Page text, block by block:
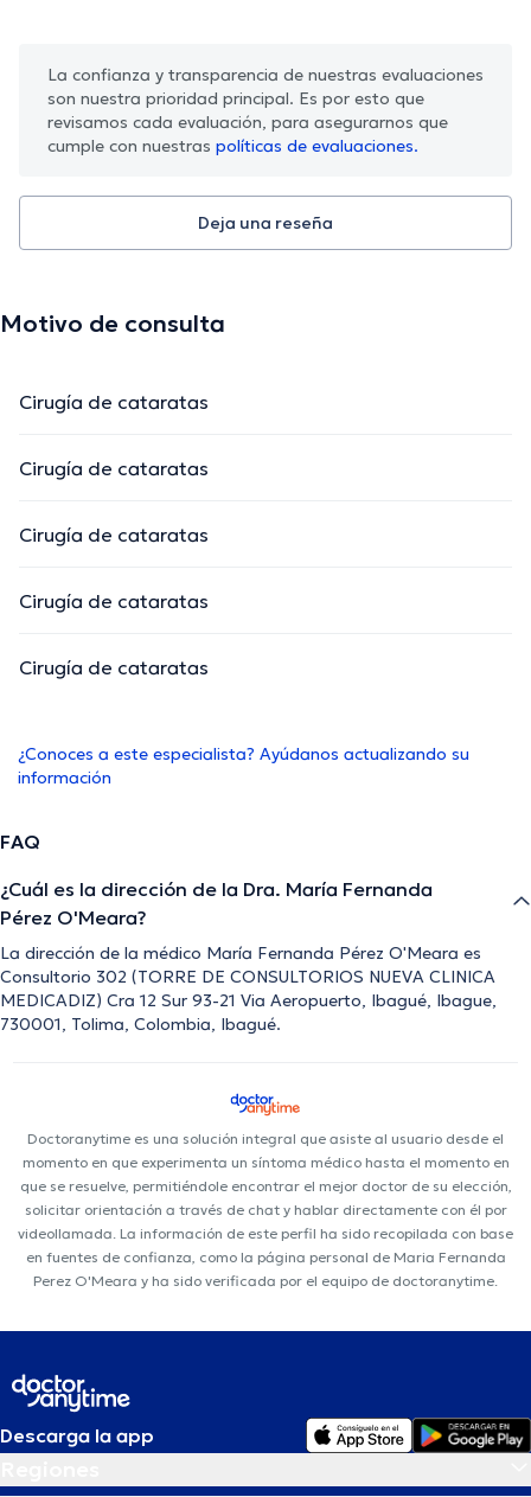
La confianza y transparencia de nuestras evaluaciones
son nuestra prioridad principal. Es por esto que
revisamos cada evaluación, para asegurarnos que
cumple con nuestras políticas de evaluaciones.
Deja una reseña
Motivo de consulta
Cirugía de cataratas
Cirugía de cataratas
Cirugía de cataratas
Cirugía de cataratas
Cirugía de cataratas
¿Conoces a este especialista? Ayúdanos actualizando su
información
FAQ
¿Cuál es la dirección de la Dra. María Fernanda
Pérez O'Meara?
La dirección de la médico María Fernanda Pérez O'Meara es
Consultorio 302 (TORRE DE CONSULTORIOS NUEVA CLINICA
MEDICADIZ) Cra 12 Sur 93-21 Via Aeropuerto, Ibagué, Ibague,
730001, Tolima, Colombia, Ibagué.
Doctoranytime es una solución integral que asiste al usuario desde el
momento en que experimenta un síntoma médico hasta el momento en
que se resuelve, permitiéndole encontrar el mejor doctor de su elección,
solicitar orientación a través de chat y hablar directamente con él por
videollamada. La información de este perfil ha sido recopilada con base
en fuentes de confianza, como la página personal de Maria Fernanda
Perez O'Meara y ha sido verificada por el equipo de doctoranytime.
Descarga la app